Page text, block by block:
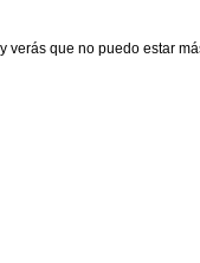
que no puedo estar